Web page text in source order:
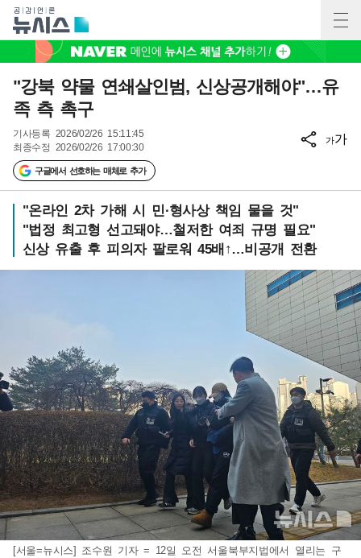
"강북 약물 연쇄살인범, 신상공개해야"…유
족 측 촉구
기사등록 2026/02/26 15:11:45
최종수정 2026/02/26 17:00:30
구글에서 선호하는 매체로 추가
가가
"온라인 2차 가해 시 민·형사상 책임 물을 것"
"법정 최고형 선고돼야…철저한 여죄 규명 필요"
신상 유출 후 피의자 팔로워 45배↑…비공개 전환
[서울=뉴시스] 조수원 기자 = 12일 오전 서울북부지법에서 열리는 구